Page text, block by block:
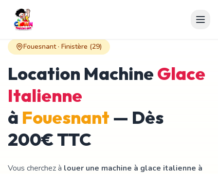
Fouesnant· Finistère (29)
Location Machine Glace
Italienne
à Fouesnant — Dès
200€ TTC
Vous cherchez à louer une machine à glace italienne à